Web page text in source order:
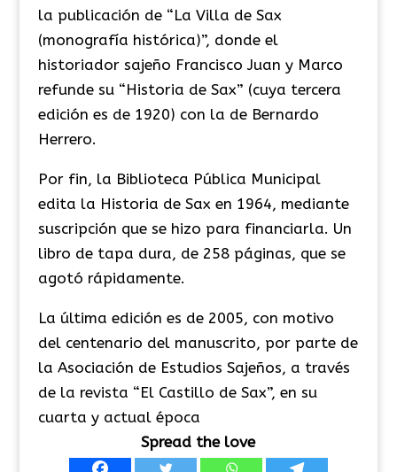
la publicación de “La Villa de Sax
(monografía histórica)”, donde el
historiador sajeño Francisco Juan y Marco
refunde su “Historia de Sax” (cuya tercera
edición es de 1920) con la de Bernardo
Herrero.
​Por fin, la Biblioteca Pública Municipal
edita la Historia de Sax en 1964, mediante
suscripción que se hizo para financiarla. Un
libro de tapa dura, de 258 páginas, que se
agotó rápidamente.
La última edición es de 2005, con motivo
del centenario del manuscrito, por parte de
la Asociación de Estudios Sajeños, a través
de la revista “El Castillo de Sax”, en su
cuarta y actual época
Spread the love